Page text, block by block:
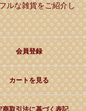
ルな雑貨をご紹介し
会員登録
カートを見る
商取引法に基づく表記